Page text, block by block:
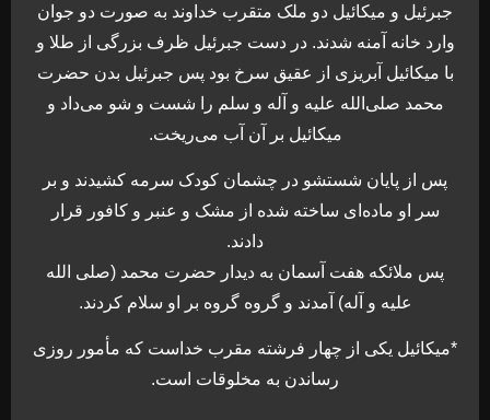
جبرئیل و میکائیل دو ملک متقرب خداوند به صورت دو جوان
وارد خانه آمنه شدند. در دست جبرئیل ظرف بزرگی از طلا و
با میکائیل آبریزی از عقیق سرخ بود پس جبرئیل بدن حضرت
محمد صلی‌الله ‌علیه ‌و آله‌ و سلم را شست و شو می‌داد و
میکائیل بر آن آب می‌ریخت.
پس از پایان شستشو در چشمان کودک سرمه کشیدند و بر
سر او ماده‌ای ساخته شده از مشک و عنبر و کافور قرار
دادند.
پس ملائکه هفت آسمان به دیدار حضرت محمد (صلی الله
علیه و آله) آمدند و گروه گروه بر او سلام کردند.
*میکائیل یکی از چهار فرشته مقرب خداست که مأمور روزی
رساندن به مخلوقات است.